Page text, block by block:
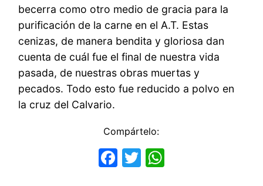
becerra como otro medio de gracia para la
purificación de la carne en el A.T. Estas
cenizas, de manera bendita y gloriosa dan
cuenta de cuál fue el final de nuestra vida
pasada, de nuestras obras muertas y
pecados. Todo esto fue reducido a polvo en
la cruz del Calvario.
Compártelo:
Facebook
Twitter
WhatsApp